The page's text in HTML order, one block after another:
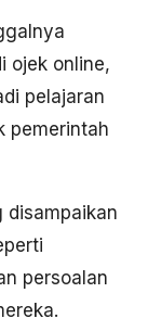
ojek online,
pelajaran
pemerintah
disampaikan
persoalan